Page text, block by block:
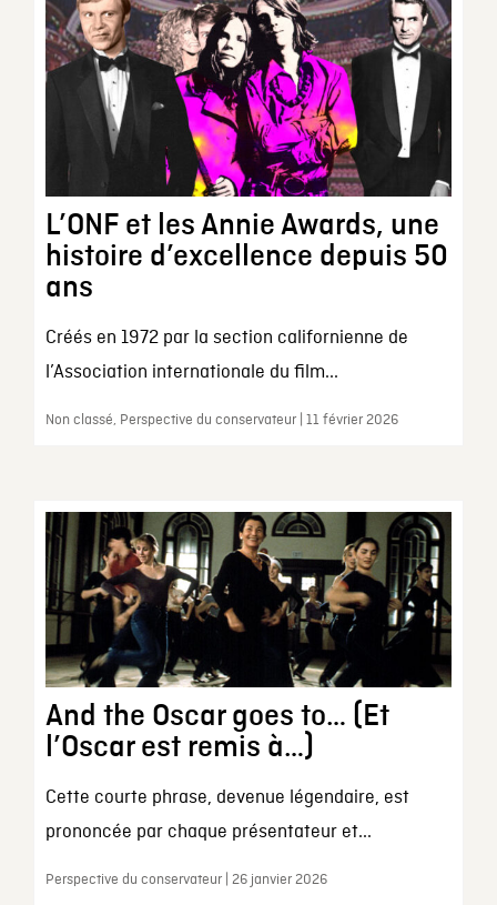
L’ONF et les Annie Awards, une
histoire d’excellence depuis 50
ans
Créés en 1972 par la section californienne de
l’Association internationale du film...
Non classé, Perspective du conservateur | 11 février 2026
And the Oscar goes to… (Et
l’Oscar est remis à…)
Cette courte phrase, devenue légendaire, est
prononcée par chaque présentateur et...
Perspective du conservateur | 26 janvier 2026